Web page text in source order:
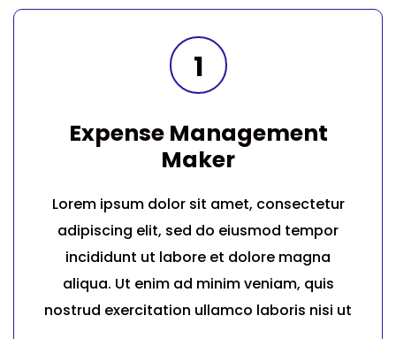
1
Expense Management
Maker
Lorem ipsum dolor sit amet, consectetur
adipiscing elit, sed do eiusmod tempor
incididunt ut labore et dolore magna
aliqua. Ut enim ad minim veniam, quis
nostrud exercitation ullamco laboris nisi ut